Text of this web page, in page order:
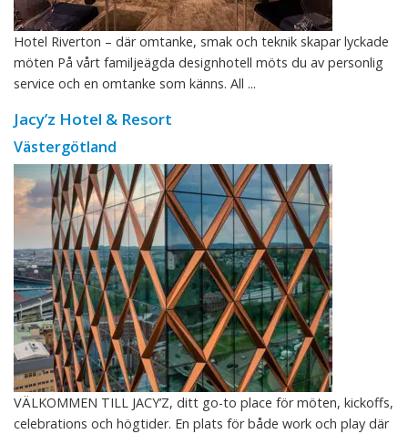
Hotel Riverton – där omtanke, smak och teknik skapar lyckade
möten På vårt familjeägda designhotell möts du av personlig
service och en omtanke som känns. All ...
Jacy’z Hotel & Resort
Västergötland
VÄLKOMMEN TILL JACY’Z, ditt go-to place för möten, kickoffs,
celebrations och högtider. En plats för både work och play där